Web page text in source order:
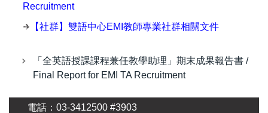
Recruitment
【社群】雙語中心EMI教師專業社群相關文件
「全英語授課課程兼任教學助理」期末成果報告書 /
Final Report for EMI TA Recruitment
電話：03-3412500 #3903